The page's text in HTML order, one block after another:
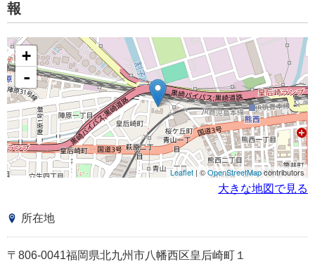
報
+
-
Leaflet | ©OpenStreetMapcontributors
大きな地図で見る
所在地
〒806-0041福岡県北九州市八幡西区皇后崎町１